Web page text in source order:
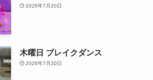
2026年7月20日
木曜日 ブレイクダンス
2026年7月20日